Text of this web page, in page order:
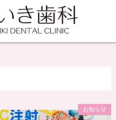
お知らせ